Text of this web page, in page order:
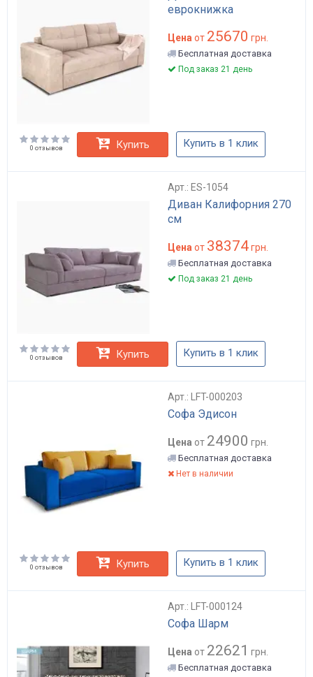
еврокнижка
Цена от 25670 грн.
Бесплатная доставка
Под заказ 21 день
0 отзывов Купить Купить в 1 клик
Арт.: ES-1054
Диван Калифорния 270
см
Цена от 38374грн.
Бесплатная доставка
Под заказ 21 день
0 отзывов Купить Купить в 1 клик
Арт.: LFT-000203
Софа Эдисон
Цена от 24900 грн.
Бесплатная доставка
Нет в наличии
0 отзывов Купить Купить в 1 клик
Арт.: LFT-000124
Софа Шарм
Цена от 22621 грн.
Бесплатная доставка